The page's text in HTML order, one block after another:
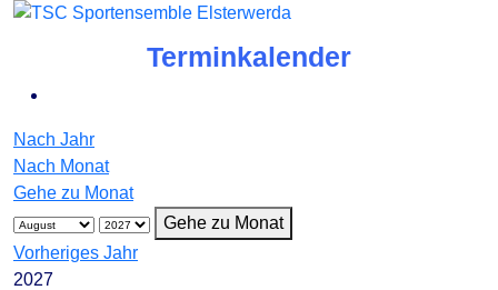
Terminkalender
Nach Jahr
Nach Monat
Gehe zu Monat
Gehe zu Monat
Vorheriges Jahr
2027